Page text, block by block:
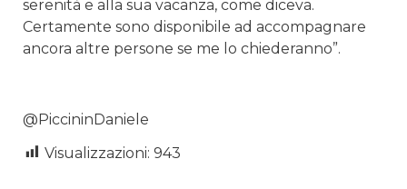
serenità e alla sua vacanza, come diceva.
Certamente sono disponibile ad accompagnare
ancora altre persone se me lo chiederanno”.
@PiccininDaniele
Visualizzazioni: 943